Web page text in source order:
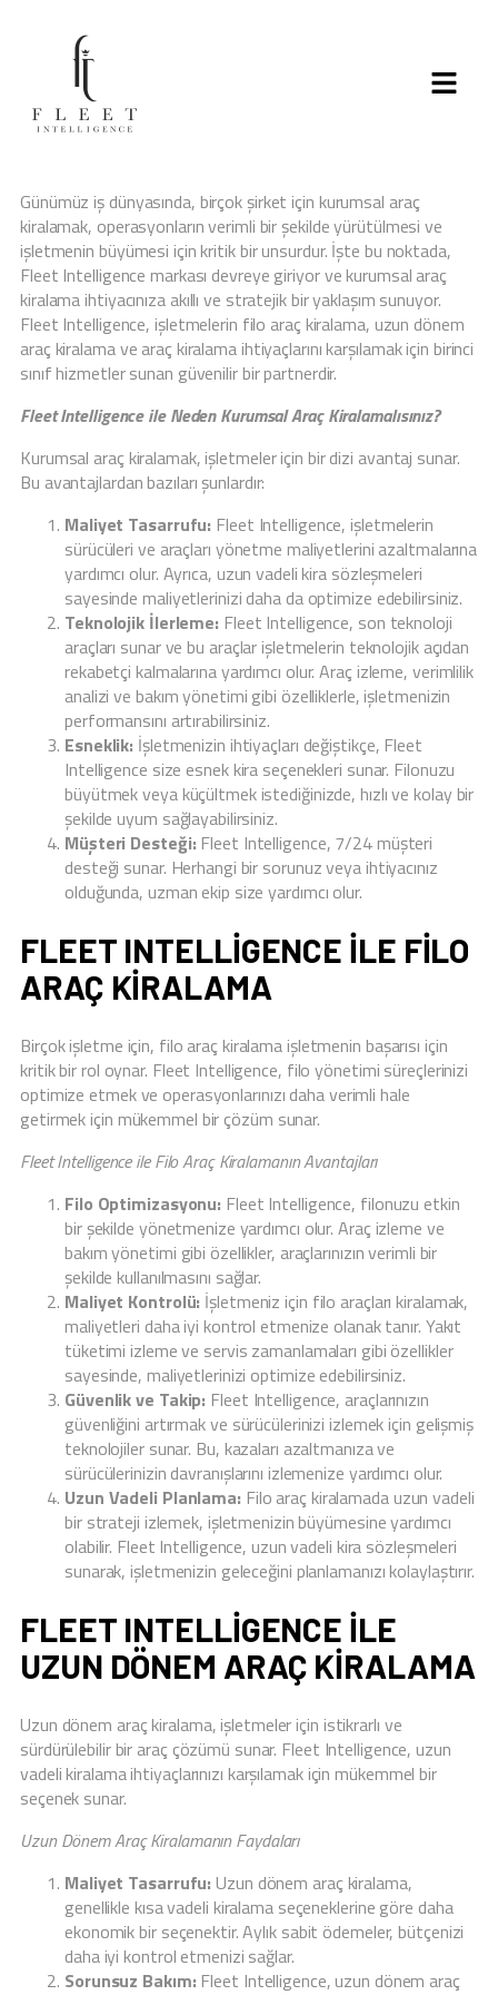
Günümüz iş dünyasında, birçok şirket için kurumsal araç
kiralamak, operasyonların verimli bir şekilde yürütülmesi ve
işletmenin büyümesi için kritik bir unsurdur. İşte bu noktada,
Fleet Intelligence markası devreye giriyor ve kurumsal araç
kiralama ihtiyacınıza akıllı ve stratejik bir yaklaşım sunuyor.
Fleet Intelligence, işletmelerin filo araç kiralama, uzun dönem
araç kiralama ve araç kiralama ihtiyaçlarını karşılamak için birinci
sınıf hizmetler sunan güvenilir bir partnerdir.
Fleet Intelligence ile Neden Kurumsal Araç Kiralamalısınız?
Kurumsal araç kiralamak, işletmeler için bir dizi avantaj sunar.
Bu avantajlardan bazıları şunlardır:
Maliyet Tasarrufu: Fleet Intelligence, işletmelerin
sürücüleri ve araçları yönetme maliyetlerini azaltmalarına
yardımcı olur. Ayrıca, uzun vadeli kira sözleşmeleri
sayesinde maliyetlerinizi daha da optimize edebilirsiniz.
Teknolojik İlerleme: Fleet Intelligence, son teknoloji
araçları sunar ve bu araçlar işletmelerin teknolojik açıdan
rekabetçi kalmalarına yardımcı olur. Araç izleme, verimlilik
analizi ve bakım yönetimi gibi özelliklerle, işletmenizin
performansını artırabilirsiniz.
Esneklik: İşletmenizin ihtiyaçları değiştikçe, Fleet
Intelligence size esnek kira seçenekleri sunar. Filonuzu
büyütmek veya küçültmek istediğinizde, hızlı ve kolay bir
şekilde uyum sağlayabilirsiniz.
Müşteri Desteği: Fleet Intelligence, 7/24 müşteri
desteği sunar. Herhangi bir sorunuz veya ihtiyacınız
olduğunda, uzman ekip size yardımcı olur.
FLEET INTELLIGENCE ILE FILO
ARAÇ KIRALAMA
Birçok işletme için, filo araç kiralama işletmenin başarısı için
kritik bir rol oynar. Fleet Intelligence, filo yönetimi süreçlerinizi
optimize etmek ve operasyonlarınızı daha verimli hale
getirmek için mükemmel bir çözüm sunar.
Fleet Intelligence ile Filo Araç Kiralamanın Avantajları
Filo Optimizasyonu: Fleet Intelligence, filonuzu etkin
bir şekilde yönetmenize yardımcı olur. Araç izleme ve
bakım yönetimi gibi özellikler, araçlarınızın verimli bir
şekilde kullanılmasını sağlar.
Maliyet Kontrolü: İşletmeniz için filo araçları kiralamak,
maliyetleri daha iyi kontrol etmenize olanak tanır. Yakıt
tüketimi izleme ve servis zamanlamaları gibi özellikler
sayesinde, maliyetlerinizi optimize edebilirsiniz.
Güvenlik ve Takip: Fleet Intelligence, araçlarınızın
güvenliğini artırmak ve sürücülerinizi izlemek için gelişmiş
teknolojiler sunar. Bu, kazaları azaltmanıza ve
sürücülerinizin davranışlarını izlemenize yardımcı olur.
Uzun Vadeli Planlama: Filo araç kiralamada uzun vadeli
bir strateji izlemek, işletmenizin büyümesine yardımcı
olabilir. Fleet Intelligence, uzun vadeli kira sözleşmeleri
sunarak, işletmenizin geleceğini planlamanızı kolaylaştırır.
FLEET INTELLIGENCE ILE
UZUN DÖNEM ARAÇ KIRALAMA
Uzun dönem araç kiralama, işletmeler için istikrarlı ve
sürdürülebilir bir araç çözümü sunar. Fleet Intelligence, uzun
vadeli kiralama ihtiyaçlarınızı karşılamak için mükemmel bir
seçenek sunar.
Uzun Dönem Araç Kiralamanın Faydaları
Maliyet Tasarrufu: Uzun dönem araç kiralama,
genellikle kısa vadeli kiralama seçeneklerine göre daha
ekonomik bir seçenektir. Aylık sabit ödemeler, bütçenizi
daha iyi kontrol etmenizi sağlar.
Sorunsuz Bakım: Fleet Intelligence, uzun dönem araç